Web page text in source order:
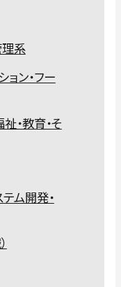
理系
ョン・フー
・教育・そ
ム開発・